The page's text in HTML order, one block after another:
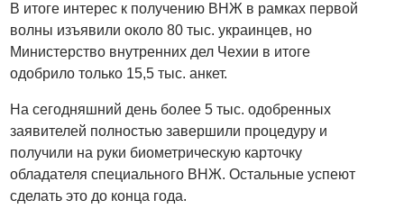
В итоге интерес к получению ВНЖ в рамках первой
волны изъявили около 80 тыс. украинцев, но
Министерство внутренних дел Чехии в итоге
одобрило только 15,5 тыс. анкет.
На сегодняшний день более 5 тыс. одобренных
заявителей полностью завершили процедуру и
получили на руки биометрическую карточку
обладателя специального ВНЖ. Остальные успеют
сделать это до конца года.